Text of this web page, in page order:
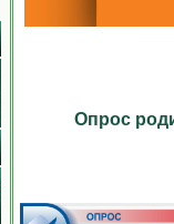
Опрос